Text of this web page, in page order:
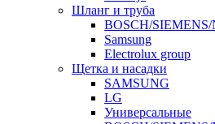
Шланг и труба
BOSCH/SIEMENS/
Samsung
Electrolux group
Щетка и насадки
SAMSUNG
LG
Универсальные